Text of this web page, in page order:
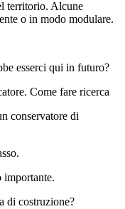
territorio. Alcune
o in modo modulare.
esserci qui in futuro?
Come fare ricerca
conservatore di
importante.
di costruzione?